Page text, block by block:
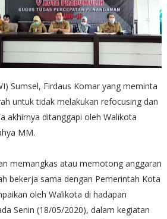
Sumsel, Firdaus Komar yang meminta
untuk tidak melakukan refocusing dan
akhirnya ditanggapi oleh Walikota
MM.
memangkas atau memotong anggaran
bekerja sama dengan Pemerintah Kota
oleh Walikota di hadapan
Senin (18/05/2020), dalam kegiatan